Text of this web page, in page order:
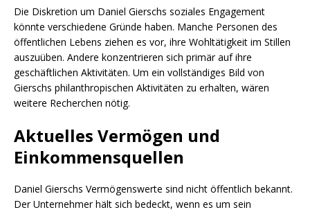
Die Diskretion um Daniel Gierschs soziales Engagement
könnte verschiedene Gründe haben. Manche Personen des
öffentlichen Lebens ziehen es vor, ihre Wohltätigkeit im Stillen
auszuüben. Andere konzentrieren sich primär auf ihre
geschäftlichen Aktivitäten. Um ein vollständiges Bild von
Gierschs philanthropischen Aktivitäten zu erhalten, wären
weitere Recherchen nötig.
Aktuelles Vermögen und
Einkommensquellen
Daniel Gierschs Vermögenswerte sind nicht öffentlich bekannt.
Der Unternehmer hält sich bedeckt, wenn es um sein